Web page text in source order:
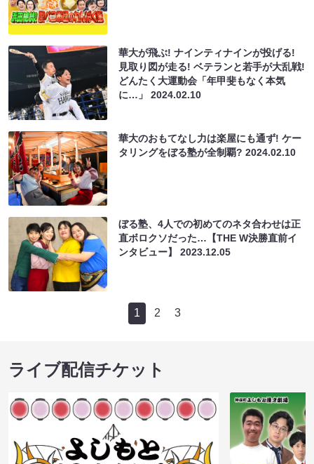
華大が飛ぶ! ナインティナインが投げる!
見取り図が走る! ベテランと若手が大乱戦!
どんたく大運動会「年甲斐もなく本気
に…」2024.02.10
華大のおもてなし力は楽屋にも通ず! ケー
タリングをぼる塾が全制覇?2024.02.10
ぼる塾、4人での初めてのネタ合わせは正
直ボロクソだった…【THE W決勝直前イ
ンタビュー】2023.12.05
1 2 3
ライブ配信チケット